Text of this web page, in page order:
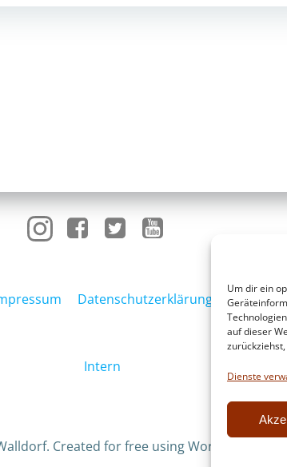
Um dir ein
auf dieser
Dienste
Datenschutzerklärung
Intern
Created for free using WordPress and